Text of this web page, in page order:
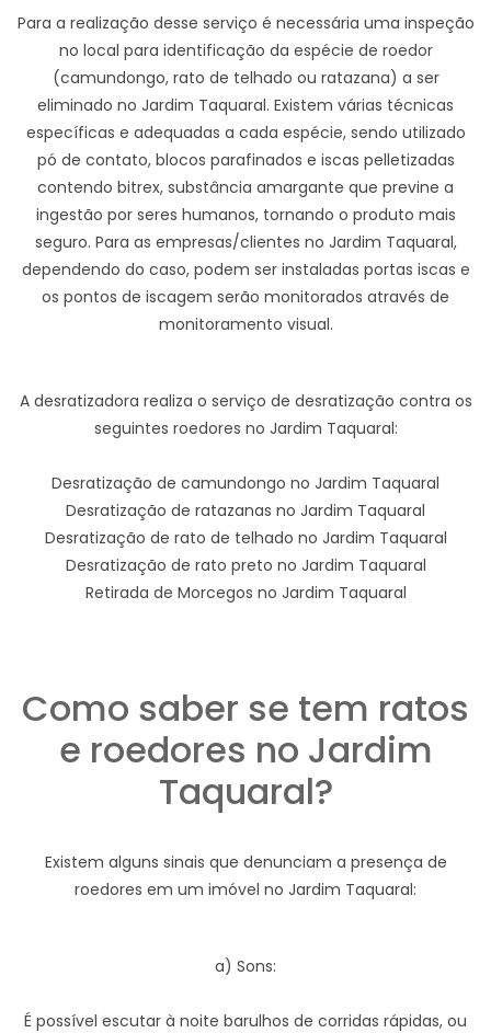
Para a realização desse serviço é necessária uma inspeção
no local para identificação da espécie de roedor
(camundongo, rato de telhado ou ratazana) a ser
eliminado no Jardim Taquaral. Existem várias técnicas
específicas e adequadas a cada espécie, sendo utilizado
pó de contato, blocos parafinados e iscas pelletizadas
contendo bitrex, substância amargante que previne a
ingestão por seres humanos, tornando o produto mais
seguro. Para as empresas/clientes no Jardim Taquaral,
dependendo do caso, podem ser instaladas portas iscas e
os pontos de iscagem serão monitorados através de
monitoramento visual.
A desratizadora realiza o serviço de desratização contra os
seguintes roedores no Jardim Taquaral:
Desratização de camundongo no Jardim Taquaral
Desratização de ratazanas no Jardim Taquaral
Desratização de rato de telhado no Jardim Taquaral
Desratização de rato preto no Jardim Taquaral
Retirada de Morcegos no Jardim Taquaral
Como saber se tem ratos
e roedores no Jardim
Taquaral?
Existem alguns sinais que denunciam a presença de
roedores em um imóvel no Jardim Taquaral:
a) Sons:
É possível escutar à noite barulhos de corridas rápidas, ou